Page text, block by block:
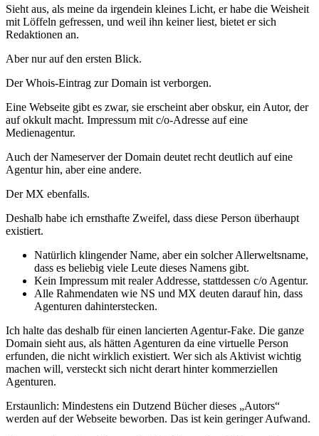
Sieht aus, als meine da irgendein kleines Licht, er habe die Weisheit
mit Löffeln gefressen, und weil ihn keiner liest, bietet er sich
Redaktionen an.
Aber nur auf den ersten Blick.
Der Whois-Eintrag zur Domain ist verborgen.
Eine Webseite gibt es zwar, sie erscheint aber obskur, ein Autor, der
auf okkult macht. Impressum mit c/o-Adresse auf eine
Medienagentur.
Auch der Nameserver der Domain deutet recht deutlich auf eine
Agentur hin, aber eine andere.
Der MX ebenfalls.
Deshalb habe ich ernsthafte Zweifel, dass diese Person überhaupt
existiert.
Natürlich klingender Name, aber ein solcher Allerweltsname,
dass es beliebig viele Leute dieses Namens gibt.
Kein Impressum mit realer Addresse, stattdessen c/o Agentur.
Alle Rahmendaten wie NS und MX deuten darauf hin, dass
Agenturen dahinterstecken.
Ich halte das deshalb für einen lancierten Agentur-Fake. Die ganze
Domain sieht aus, als hätten Agenturen da eine virtuelle Person
erfunden, die nicht wirklich existiert. Wer sich als Aktivist wichtig
machen will, versteckt sich nicht derart hinter kommerziellen
Agenturen.
Erstaunlich: Mindestens ein Dutzend Bücher dieses „Autors“
werden auf der Webseite beworben. Das ist kein geringer Aufwand.